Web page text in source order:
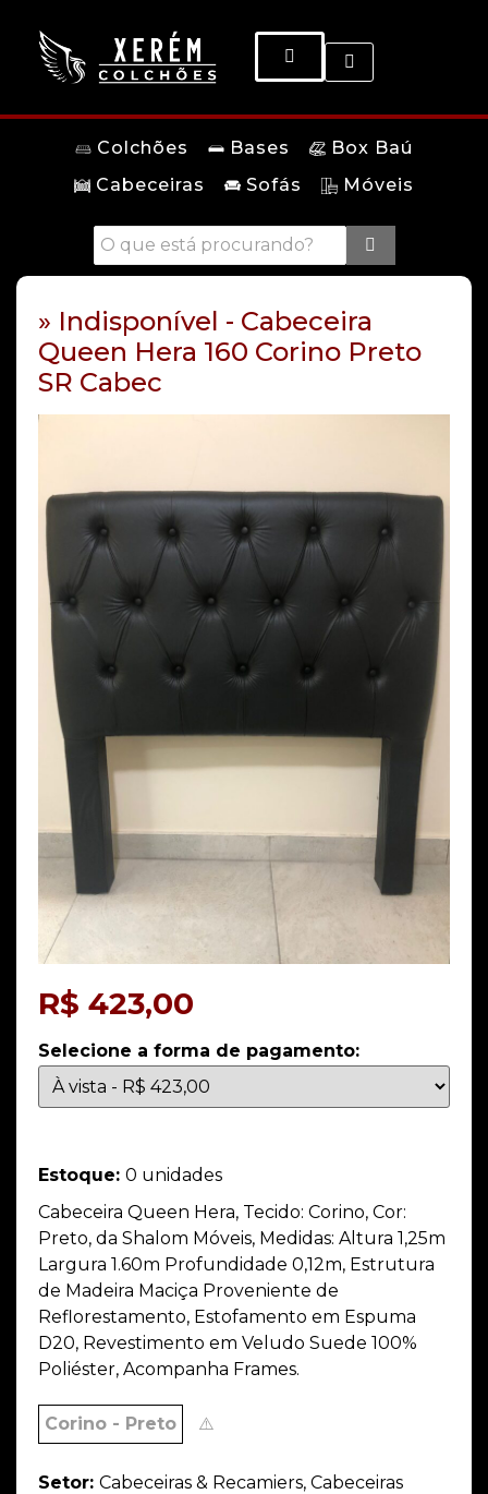
Colchões Bases
Box Baú
Cabeceiras
Sofás Móveis
» Indisponível - Cabeceira
Queen Hera 160 Corino Preto
SR Cabec
R$ 423,00
Selecione a forma de pagamento:
Estoque: 0 unidades
Cabeceira Queen Hera, Tecido: Corino, Cor:
Preto, da Shalom Móveis, Medidas: Altura 1,25m
Largura 1.60m Profundidade 0,12m, Estrutura
de Madeira Maciça Proveniente de
Reflorestamento, Estofamento em Espuma
D20, Revestimento em Veludo Suede 100%
Poliéster, Acompanha Frames.
Corino - Preto ⚠️
Setor: Cabeceiras & Recamiers, Cabeceiras